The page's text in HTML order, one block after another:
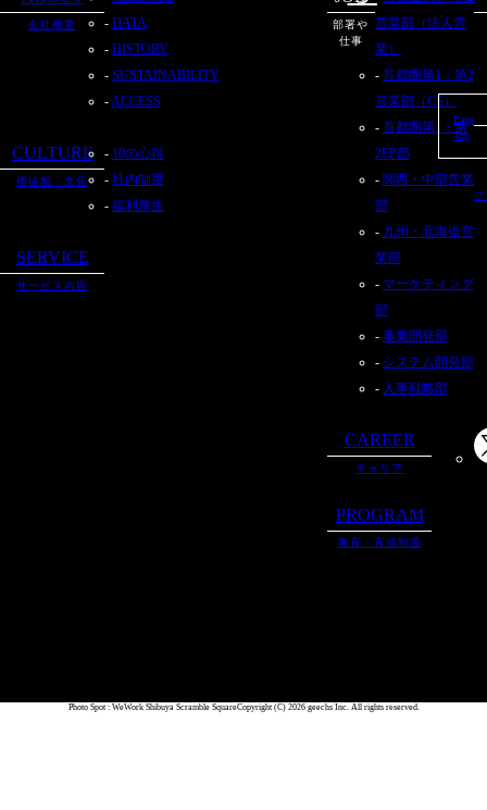
会社概要
DATA
HISTORY
SUSTAINABILITY
ACCESS
CULTURE
価値観・文化
10の心得
社内制度
福利厚生
SERVICE
サービス内容
部署や
仕事
営業部（法人営
業）
首都圏第1・第2
営業部（CS）
首都圏第1・第
2EP部
関西・中部営業
部
九州・北海道営
業部
マーケティング
部
事業開発部
システム開発部
人事戦略部
CAREER
キャリア
PROGRAM
教育・育成制度
Page
Top
Photo Spot : WeWork Shibuya Scramble SquareCopyright (C) 2026 geechs Inc. All rights reserved.